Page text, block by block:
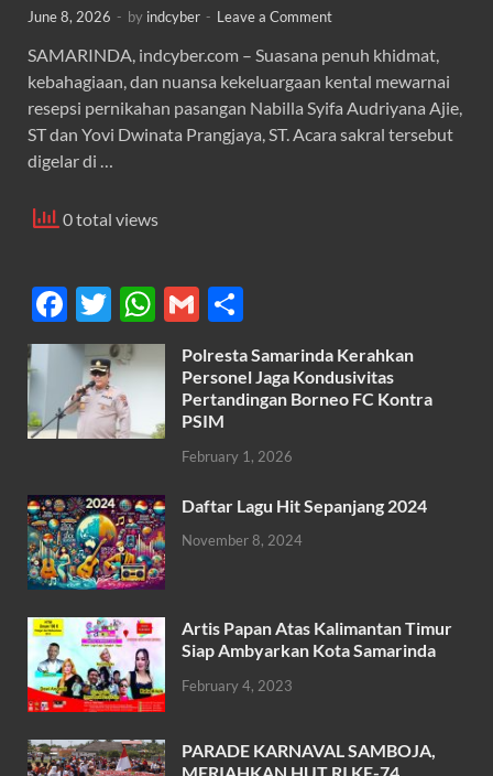
June 8, 2026 - by indcyber - Leave a Comment
SAMARINDA, indcyber.com – Suasana penuh khidmat,
kebahagiaan, dan nuansa kekeluargaan kental mewarnai
resepsi pernikahan pasangan Nabilla Syifa Audriyana Ajie,
ST dan Yovi Dwinata Prangjaya, ST. Acara sakral tersebut
digelar di …
0 total views
F
ac
e
b
o
k
T
w
itt
er
W
h
at
s
A
p
G
m
ail
h
ar
e
Polresta Samarinda Kerahkan
Personel Jaga Kondusivitas
Pertandingan Borneo FC Kontra
PSIM
February 1, 2026
Daftar Lagu Hit Sepanjang 2024
November 8, 2024
Artis Papan Atas Kalimantan Timur
Siap Ambyarkan Kota Samarinda
February 4, 2023
PARADE KARNAVAL SAMBOJA,